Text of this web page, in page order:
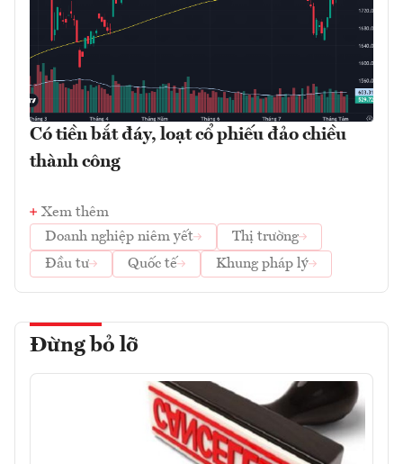
Có tiền bắt đáy, loạt cổ phiếu đảo chiều
thành công
Xem thêm
Doanh nghiệp niêm yết
Thị trường
Đầu tư
Quốc tế Khung pháp lý
Đừng bỏ lỡ